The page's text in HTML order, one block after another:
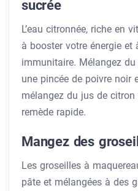
sucrée
L’eau citronnée, riche en
à booster votre énergie et
immunitaire. Mélangez
une pincée de poivre noir
mélangez du jus de
remède rapide.
Mangez des
Les groseilles à
pâte et mélangées à des